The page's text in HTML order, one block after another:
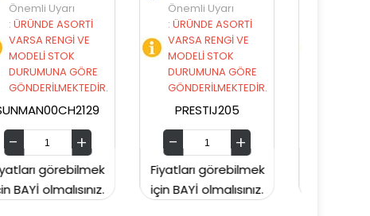
Önemli Uyarı
: ÜRÜNDE ASORTİ
VARSA RENGİ VE
MODELİ STOK
DURUMUNA GÖRE
GÖNDERİLMEKTEDİR.
PRESTIJ205
Fiyatları görebilmek
için BAYİ olmalısınız.
Önemli Uyarı
: ÜRÜNDE ASORTİ
VARSA RENGİ VE
MODELİ STOK
DURUMUNA GÖRE
GÖNDERİLMEKTEDİR.
PRESTIJ203
Fiyatları görebilmek
için BAYİ olmalısınız.